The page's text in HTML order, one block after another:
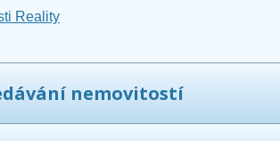
nemovitostí